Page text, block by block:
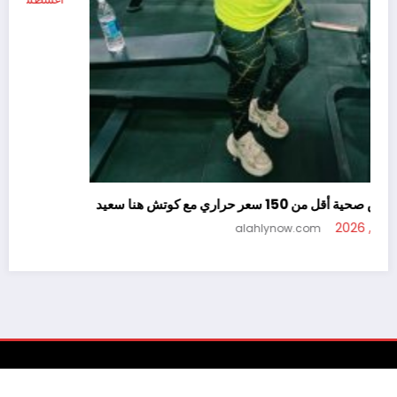
سناكس صحية أقل من 150 سعر حراري مع كوتش هنا سعيد
أغسطس 5, 2026 alahlynow.com